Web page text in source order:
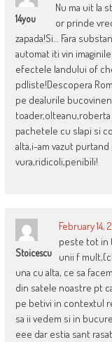
14you
Nu ma uit la
or prinde
zapada!Si… Fara
automat iti vin
efectele landului of
pdliste!Descopera
pe dealurile
pachetele cu slapi si
alta,i-am vazut
vura,ridicoli,penibili!
Stoicescu
February 14,
peste tot in
unii f
una cu alta, ce sa
din satele noastre pt
pe betivi in contextul
sa ii vedem si in
eee dar estia sant